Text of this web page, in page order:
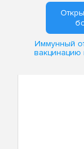
Иммунный
вакцинацию